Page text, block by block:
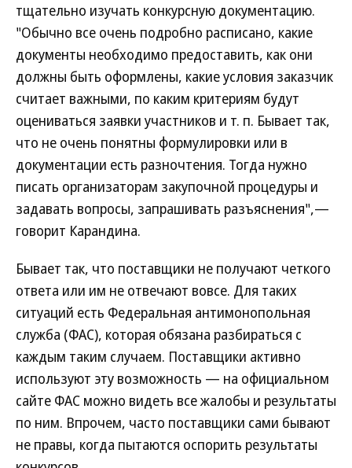
тщательно изучать конкурсную документацию.
"Обычно все очень подробно расписано, какие
документы необходимо предоставить, как они
должны быть оформлены, какие условия заказчик
считает важными, по каким критериям будут
оцениваться заявки участников и т. п. Бывает так,
что не очень понятны формулировки или в
документации есть разночтения. Тогда нужно
писать организаторам закупочной процедуры и
задавать вопросы, запрашивать разъяснения",—
говорит Карандина.
Бывает так, что поставщики не получают четкого
ответа или им не отвечают вовсе. Для таких
ситуаций есть Федеральная антимонопольная
служба (ФАС), которая обязана разбираться с
каждым таким случаем. Поставщики активно
используют эту возможность — на официальном
сайте ФАС можно видеть все жалобы и результаты
по ним. Впрочем, часто поставщики сами бывают
не правы, когда пытаются оспорить результаты